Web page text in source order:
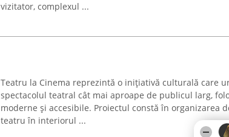
vizitator, complexul ...
Teatru la Cinema reprezintă o inițiativă culturală care
spectacolul teatral cât mai aproape de publicul larg,
moderne și accesibile. Proiectul constă în organizarea
teatru în interiorul ...